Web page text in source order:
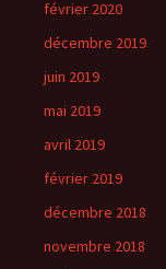
février 2020
décembre 2019
juin 2019
mai 2019
avril 2019
février 2019
décembre 2018
novembre 2018